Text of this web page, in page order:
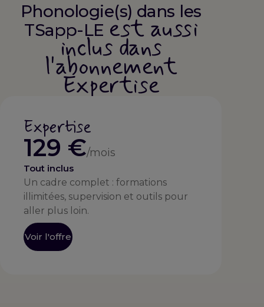
Phonologie(s) dans les
TSapp-LE est aussi
inclus dans
l'abonnement
Expertise
Expertise
129 €/mois
Tout inclus
Un cadre complet : formations
illimitées, supervision et outils pour
aller plus loin.
Voir l'offre